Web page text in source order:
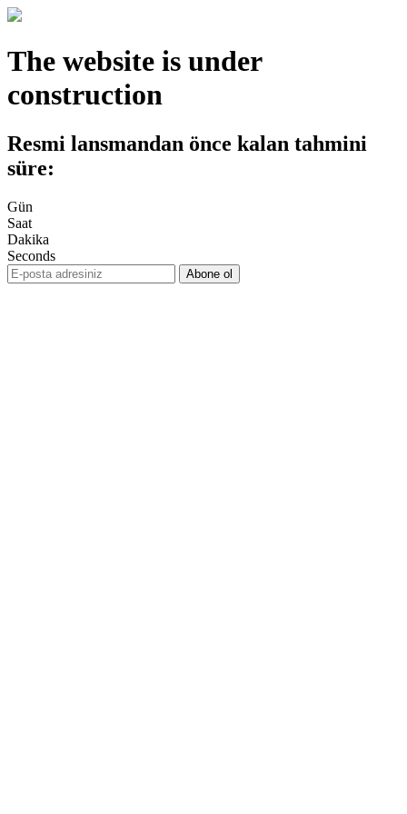
The website is under
construction
Resmi lansmandan önce kalan tahmini
süre:
Gün
Saat
Dakika
Seconds